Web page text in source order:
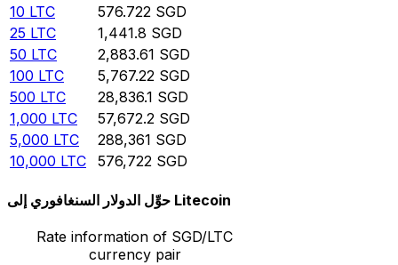
10 LTC 576.722 SGD
25 LTC 1,441.8 SGD
50 LTC 2,883.61 SGD
100 LTC 5,767.22 SGD
500 LTC 28,836.1 SGD
1,000 LTC 57,672.2 SGD
5,000 LTC 288,361 SGD
10,000 LTC 576,722 SGD
حوِّل الدولار السنغافوري إلى Litecoin
Rate information of SGD/LTC
currency pair